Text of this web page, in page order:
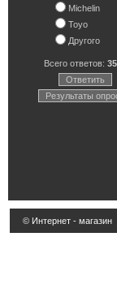
Michelin
Toyo
Другого
Всего ответов:
Ответить
Результаты
© Интернет - магазин